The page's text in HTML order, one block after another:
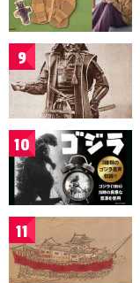
9
10
11